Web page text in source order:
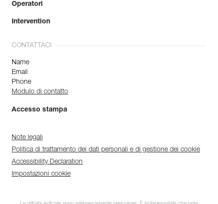
Operatori
Intervention
CONTATTACI
Name
Email
Phone
Modulo di contatto
Accesso stampa
Note legali
Politica di trattamento dei dati personali e di gestione dei cookie
Accessibility Declaration
Impostazioni cookie